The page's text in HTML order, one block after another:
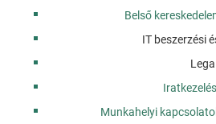
Belső
IT beszerzési
Munkahelyi